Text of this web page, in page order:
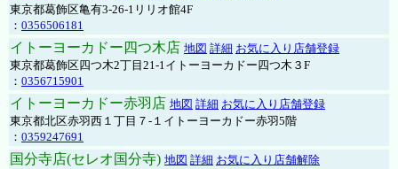
東京都葛飾区亀有3-26-1リリオ館4F
： 0356506181
イトーヨーカドー四つ木店 地図 詳細 お気に入り店舗登録
東京都葛飾区四つ木2丁目21-1イトーヨーカドー四つ木３F
： 0356715901
イトーヨーカドー赤羽店 地図 詳細 お気に入り店舗登録
東京都北区赤羽西１丁目７-１イトーヨーカドー赤羽5階
： 0359247691
国分寺店(セレオ国分寺) 地図 詳細 お気に入り店舗解除